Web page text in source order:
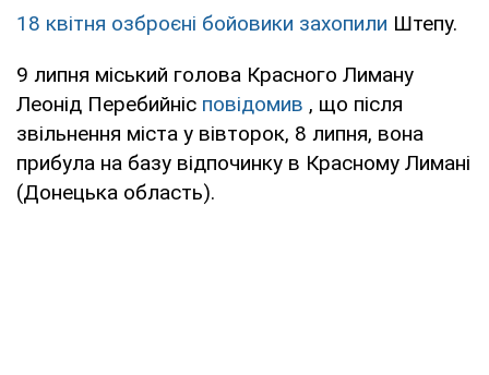
18 квітня озброєні бойовики захопили Штепу.
9 липня міський голова Красного Лиману
Леонід Перебийніс повідомив , що після
звільнення міста у вівторок, 8 липня, вона
прибула на базу відпочинку в Красному Лимані
(Донецька область).